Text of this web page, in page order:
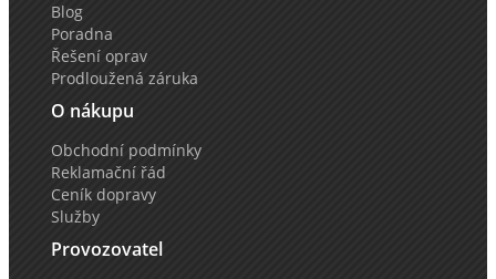
Blog
Poradna
Řešení oprav
Prodloužená záruka
O nákupu
Obchodní podmínky
Reklamační řád
Ceník dopravy
Služby
Provozovatel